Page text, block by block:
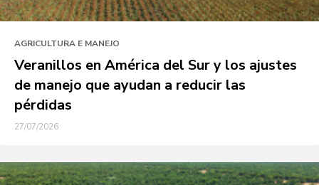
AGRICULTURA E MANEJO
Veranillos en América del Sur y los ajustes
de manejo que ayudan a reducir las
pérdidas
27/07/2026